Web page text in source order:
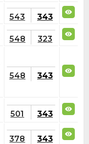
543 343
548 323
548 343
501 343
378 343